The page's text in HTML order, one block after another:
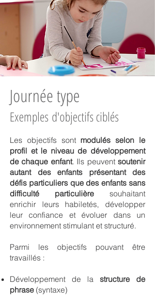
Journée type
Exemples d'objectifs ciblés
Les objectifs sont modulés selon le
profil et le niveau de développement
de chaque enfant. Ils peuventsoutenir
autant des enfants présentant des
défis particuliers que des enfants sans
difficulté particulière souhaitant
enrichir leurs habiletés, développer
leur confiance et évoluer dans un
environnement stimulant et structuré.
Parmi les objectifs pouvant être
travaillés :
Développement de la structure de
phrase (syntaxe)